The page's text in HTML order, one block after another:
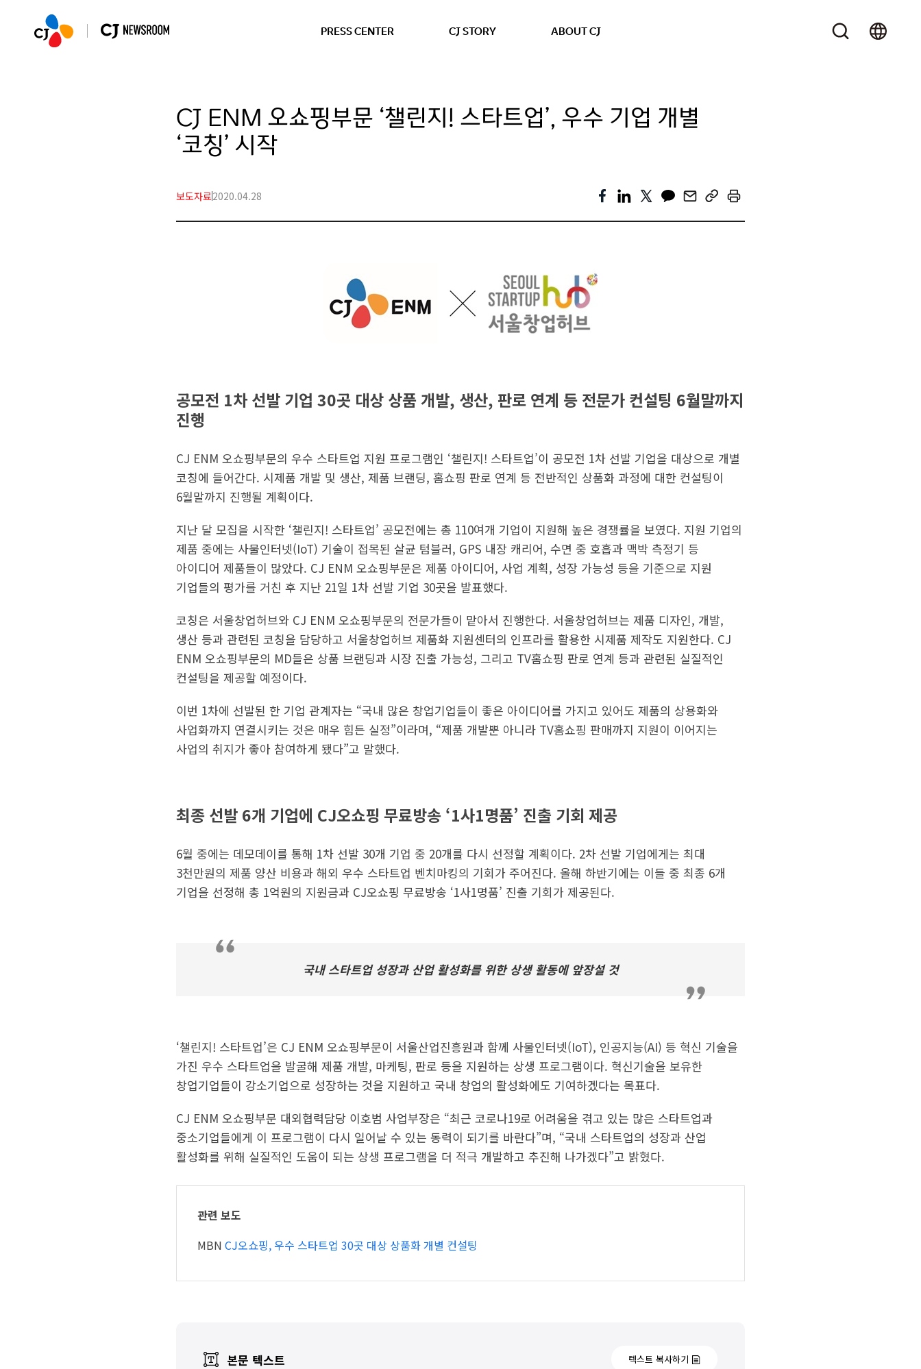
PRESS CENTER CJ STORY ABOUT CJ
CJ ENM 오쇼핑부문 ‘챌린지! 스타트업’, 우수 기업 개별
‘코칭’ 시작
보도자료2020.04.28
공모전 1차 선발 기업 30곳 대상 상품 개발, 생산, 판로 연계 등 전문가 컨설팅 6월말까지
진행
CJ ENM 오쇼핑부문의 우수 스타트업 지원 프로그램인 ‘챌린지! 스타트업’이 공모전 1차 선발 기업을 대상으로 개별
코칭에 들어간다. 시제품 개발 및 생산, 제품 브랜딩, 홈쇼핑 판로 연계 등 전반적인 상품화 과정에 대한 컨설팅이
6월말까지 진행될 계획이다.
지난 달 모집을 시작한 ‘챌린지! 스타트업’ 공모전에는 총 110여개 기업이 지원해 높은 경쟁률을 보였다. 지원 기업의
제품 중에는 사물인터넷(IoT) 기술이 접목된 살균 텀블러, GPS 내장 캐리어, 수면 중 호흡과 맥박 측정기 등
아이디어 제품들이 많았다. CJ ENM 오쇼핑부문은 제품 아이디어, 사업 계획, 성장 가능성 등을 기준으로 지원
기업들의 평가를 거친 후 지난 21일 1차 선발 기업 30곳을 발표했다.
코칭은 서울창업허브와 CJ ENM 오쇼핑부문의 전문가들이 맡아서 진행한다. 서울창업허브는 제품 디자인, 개발,
생산 등과 관련된 코칭을 담당하고 서울창업허브 제품화 지원센터의 인프라를 활용한 시제품 제작도 지원한다. CJ
ENM 오쇼핑부문의 MD들은 상품 브랜딩과 시장 진출 가능성, 그리고 TV홈쇼핑 판로 연계 등과 관련된 실질적인
컨설팅을 제공할 예정이다.
이번 1차에 선발된 한 기업 관계자는 “국내 많은 창업기업들이 좋은 아이디어를 가지고 있어도 제품의 상용화와
사업화까지 연결시키는 것은 매우 힘든 실정”이라며, “제품 개발뿐 아니라 TV홈쇼핑 판매까지 지원이 이어지는
사업의 취지가 좋아 참여하게 됐다”고 말했다.
최종 선발 6개 기업에 CJ오쇼핑 무료방송 ‘1사1명품’ 진출 기회 제공
6월 중에는 데모데이를 통해 1차 선발 30개 기업 중 20개를 다시 선정할 계획이다. 2차 선발 기업에게는 최대
3천만원의 제품 양산 비용과 해외 우수 스타트업 벤치마킹의 기회가 주어진다. 올해 하반기에는 이들 중 최종 6개
기업을 선정해 총 1억원의 지원금과 CJ오쇼핑 무료방송 ‘1사1명품’ 진출 기회가 제공된다.
국내 스타트업 성장과 산업 활성화를 위한 상생 활동에 앞장설 것
‘챌린지! 스타트업’은 CJ ENM 오쇼핑부문이 서울산업진흥원과 함께 사물인터넷(IoT), 인공지능(AI) 등 혁신 기술을
가진 우수 스타트업을 발굴해 제품 개발, 마케팅, 판로 등을 지원하는 상생 프로그램이다. 혁신기술을 보유한
창업기업들이 강소기업으로 성장하는 것을 지원하고 국내 창업의 활성화에도 기여하겠다는 목표다.
CJ ENM 오쇼핑부문 대외협력담당 이호범 사업부장은 “최근 코로나19로 어려움을 겪고 있는 많은 스타트업과
중소기업들에게 이 프로그램이 다시 일어날 수 있는 동력이 되기를 바란다”며, “국내 스타트업의 성장과 산업
활성화를 위해 실질적인 도움이 되는 상생 프로그램을 더 적극 개발하고 추진해 나가겠다”고 밝혔다.
관련 보도
MBN CJ오쇼핑, 우수 스타트업 30곳 대상 상품화 개별 컨설팅
본문 텍스트 텍스트 복사하기